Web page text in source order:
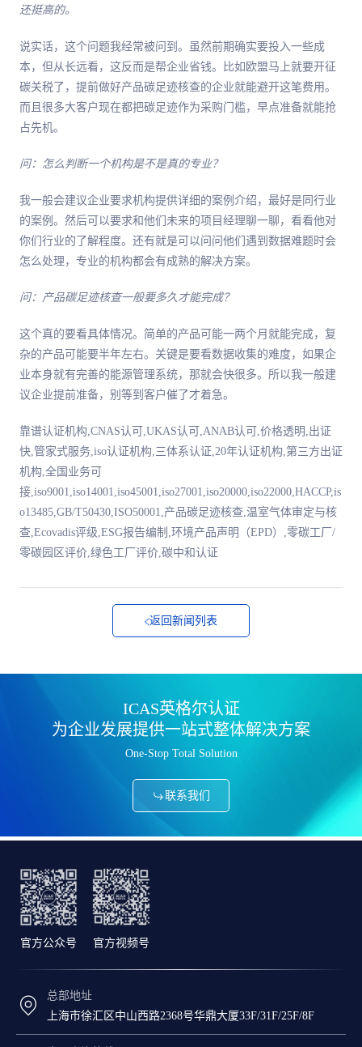
还挺高的。
说实话，这个问题我经常被问到。虽然前期确实要投入一些成
本，但从长远看，这反而是帮企业省钱。比如欧盟马上就要开征
碳关税了，提前做好产品碳足迹核查的企业就能避开这笔费用。
而且很多大客户现在都把碳足迹作为采购门槛，早点准备就能抢
占先机。
问：怎么判断一个机构是不是真的专业？
我一般会建议企业要求机构提供详细的案例介绍，最好是同行业
的案例。然后可以要求和他们未来的项目经理聊一聊，看看他对
你们行业的了解程度。还有就是可以问问他们遇到数据难题时会
怎么处理，专业的机构都会有成熟的解决方案。
问：产品碳足迹核查一般要多久才能完成？
这个真的要看具体情况。简单的产品可能一两个月就能完成，复
杂的产品可能要半年左右。关键是要看数据收集的难度，如果企
业本身就有完善的能源管理系统，那就会快很多。所以我一般建
议企业提前准备，别等到客户催了才着急。
靠谱认证机构,CNAS认可,UKAS认可,ANAB认可,价格透明,出证
快,管家式服务,iso认证机构,三体系认证,20年认证机构,第三方出证
机构,全国业务可
接,iso9001,iso14001,iso45001,iso27001,iso20000,iso22000,HACCP,is
o13485,GB/T50430,ISO50001,产品碳足迹核查,温室气体审定与核
查,Ecovadis评级,ESG报告编制,环境产品声明（EPD）,零碳工厂/
零碳园区评价,绿色工厂评价,碳中和认证
返回新闻列表
ICAS英格尔认证
为企业发展提供一站式整体解决方案
One-Stop Total Solution
联系我们
官方公众号 官方视频号
总部地址
上海市徐汇区中山西路2368号华鼎大厦33F/31F/25F/8F